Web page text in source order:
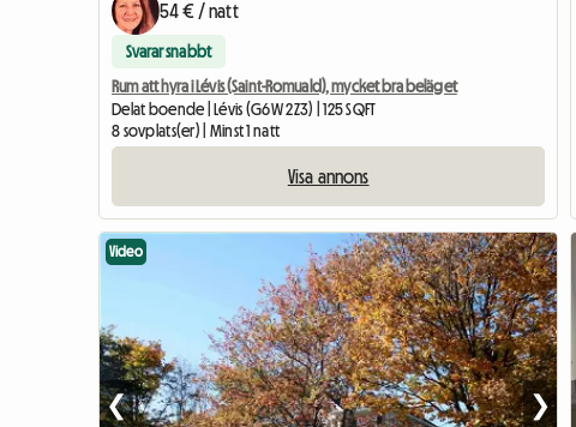
54 € / natt
Svarar snabbt
Rum att hyra i Lévis (Saint-Romuald), mycket bra beläget
Delat boende | Lévis (G6W 2Z3) | 125 SQFT
8 sovplats(er) | Minst 1 natt
Visa annons
Video
❮ ❯